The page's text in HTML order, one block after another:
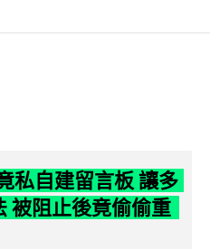
私自建留言板 讓多
被阻止後竟偷偷重